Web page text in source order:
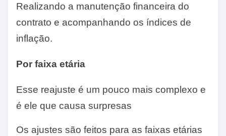
Realizando a manutenção financeira do
contrato e acompanhando os índices de
inflação.
Por faixa etária
Esse reajuste é um pouco mais complexo e
é ele que causa surpresas
Os ajustes são feitos para as faixas etárias